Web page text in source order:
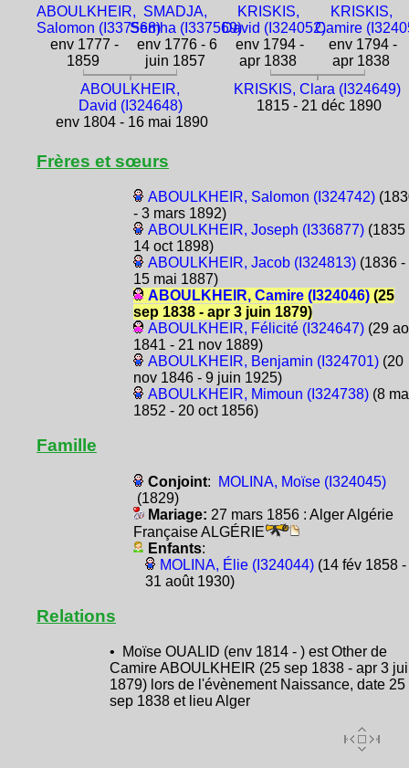
ABOULKHEIR,
Salomon (I337568)
env 1777 -
1859
SMADJA,
Semha (I337569)
env 1776 - 6
juin 1857
KRISKIS,
David (I324052)
env 1794 -
apr 1838
KRISKIS,
Camire
env 1794 -
apr 1838
ABOULKHEIR,
David (I324648)
env 1804 - 16 mai 1890
KRISKIS, Clara (I324649)
1815 - 21 déc 1890
Frères et sœurs
ABOULKHEIR, Salomon (I324742)
- 3 mars 1892)
ABOULKHEIR, Joseph (I336877)(1835
14 oct 1898)
ABOULKHEIR, Jacob (I324813)(1836 -
15 mai 1887)
ABOULKHEIR, Camire (I324046)(25
sep 1838 - apr 3 juin 1879)
ABOULKHEIR, Félicité (I324647)(29
1841 - 21 nov 1889)
ABOULKHEIR, Benjamin (I324701)(20
nov 1846 - 9 juin 1925)
ABOULKHEIR, Mimoun (I324738)(8
1852 - 20 oct 1856)
Famille
Conjoint:
MOLINA, Moïse (I324045)
(1829)
Mariage: 27 mars 1856 : Alger Algérie
Française ALGÉRIE
Enfants:
MOLINA, Élie (I324044)(14 fév 1858 -
31 août 1930)
Relations
• Moïse OUALID (env 1814 - ) est Other de
Camire ABOULKHEIR (25 sep 1838 - apr 3
1879) lors de l'évènement Naissance, date 25
sep 1838 et lieu Alger